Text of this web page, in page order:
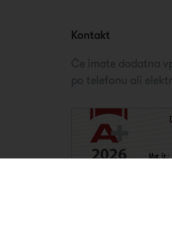
Kontakt
Če imate dodatna
po telefonu ali